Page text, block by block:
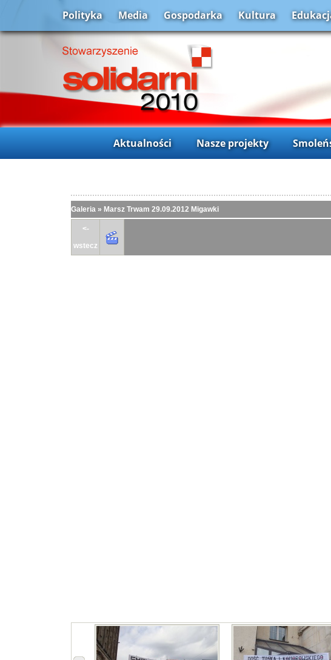
Polityka Media Gospodarka Kultura
Aktualności Nasze projekty
Galeria » Marsz Trwam 29.09.2012 Migawki
<-
wstecz